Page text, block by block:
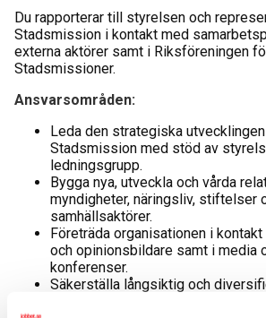
Du rapporterar till styrelsen och
Stadsmission i kontakt med
externa aktörer samt i Riksföreningen
Stadsmissioner.
Ansvarsområden:
Leda den strategiska
Stadsmission med stöd av
ledningsgrupp.
Bygga nya, utveckla och vårda
myndigheter, näringsliv, stiftelser
samhällsaktörer.
Företräda organisationen i
och opinionsbildare samt i media
konferenser.
Säkerställa långsiktig och
genom insamling från